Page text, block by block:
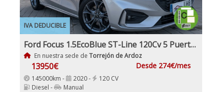
IVA DEDUCIBLE
Ford Focus 1.5EcoBlue ST-Line 120Cv 5 Puertas Etiqueta Medioambiental C
En nuestra sede de Torrejón de Ardoz
13950€ Desde 274€/mes
145000km - 2020 -
120 CV
Diesel -
Manual